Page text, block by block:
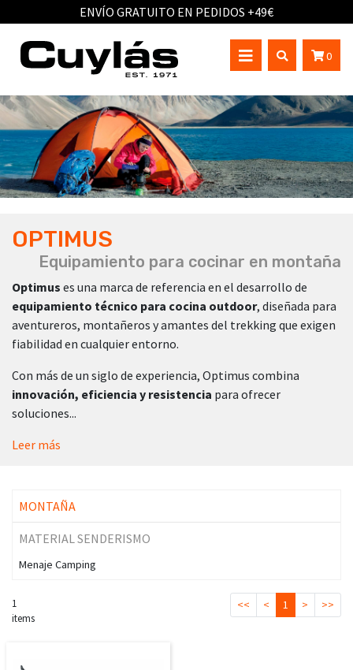
ENVÍO GRATUITO EN PEDIDOS +49€
0
OPTIMUS
Equipamiento para cocinar en montaña
Optimus es una marca de referencia en el desarrollo de
equipamiento técnico para cocina outdoor, diseñada para
aventureros, montañeros y amantes del trekking que exigen
fiabilidad en cualquier entorno.
Con más de un siglo de experiencia, Optimus combina
innovación, eficiencia y resistencia para ofrecer
soluciones...
Leer más
MONTAÑA
MATERIAL SENDERISMO
Menaje Camping
1
items
<< < 1 > >>